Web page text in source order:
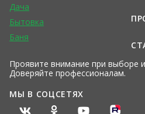
Дача
Бытовка
Баня
Проявите внимание при выборе
Доверяйте профессионалам.
МЫ В СОЦСЕТЯХ